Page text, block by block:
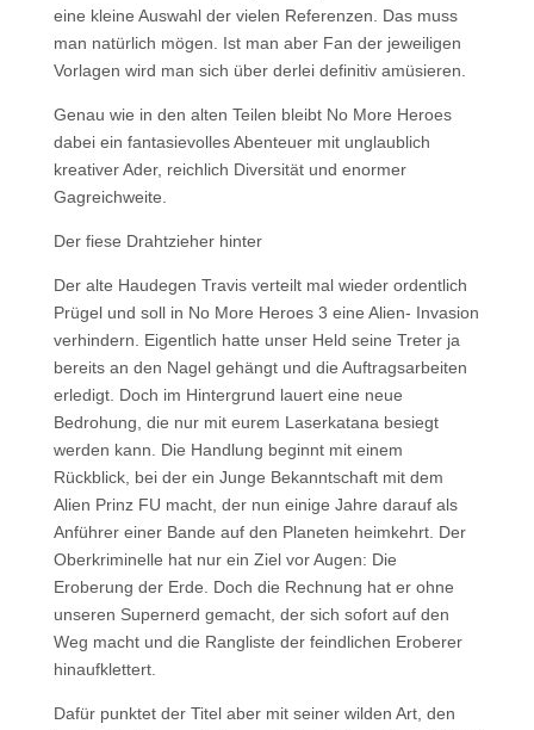
eine kleine Auswahl der vielen Referenzen. Das muss
man natürlich mögen. Ist man aber Fan der jeweiligen
Vorlagen wird man sich über derlei definitiv amüsieren.
Genau wie in den alten Teilen bleibt No More Heroes
dabei ein fantasievolles Abenteuer mit unglaublich
kreativer Ader, reichlich Diversität und enormer
Gagreichweite.
Der fiese Drahtzieher hinter
Der alte Haudegen Travis verteilt mal wieder ordentlich
Prügel und soll in No More Heroes 3 eine Alien- Invasion
verhindern. Eigentlich hatte unser Held seine Treter ja
bereits an den Nagel gehängt und die Auftragsarbeiten
erledigt. Doch im Hintergrund lauert eine neue
Bedrohung, die nur mit eurem Laserkatana besiegt
werden kann. Die Handlung beginnt mit einem
Rückblick, bei der ein Junge Bekanntschaft mit dem
Alien Prinz FU macht, der nun einige Jahre darauf als
Anführer einer Bande auf den Planeten heimkehrt. Der
Oberkriminelle hat nur ein Ziel vor Augen: Die
Eroberung der Erde. Doch die Rechnung hat er ohne
unseren Supernerd gemacht, der sich sofort auf den
Weg macht und die Rangliste der feindlichen Eroberer
hinaufklettert.
Dafür punktet der Titel aber mit seiner wilden Art, den